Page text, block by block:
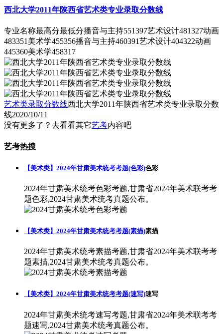
西北大学2011年陕西省艺术类专业录取分数线
专业名称最高分最低分播音与主持551397艺术设计481327动画
483351美术学455356播音与主持460391艺术设计404322动画
445360美术学458317
艺术类录取分数线西北大学2011年陕西省艺术类专业录取分数
线2020/10/11
没有更多了？去看看其它艺考内容吧
艺考热搜
【美术类】2024年甘肃美术统考考题(色彩)色彩
2024年甘肃美术统考色彩考题,甘肃省2024年美术联考考
题色彩,2024甘肃美术统考真题公布。
【美术类】2024年甘肃美术统考考题(素描)素描
2024年甘肃美术统考素描考题,甘肃省2024年美术联考考
题素描,2024甘肃美术统考真题公布。
【美术类】2024年甘肃美术统考考题(速写)速写
2024年甘肃美术统考速写考题,甘肃省2024年美术联考考
题速写,2024甘肃美术统考真题公布。